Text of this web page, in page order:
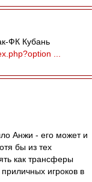
ФК Кубань
...
Анжи - его может и
бы из тех
как трансферы
игроков в